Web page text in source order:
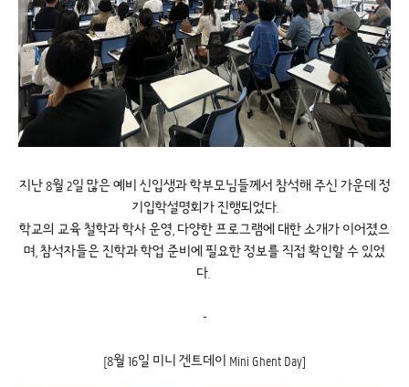
지난 8월 2일 많은 예비 신입생과 학부모님들께서 참석해 주신 가운데 정
기입학설명회가 진행되었다.
학교의 교육 철학과 학사 운영, 다양한 프로그램에 대한 소개가 이어졌으
며, 참석자들은 진학과 학업 준비에 필요한 정보를 직접 확인할 수 있었
다.
-
[8월 16일 미니 겐트데이 Mini Ghent Day]